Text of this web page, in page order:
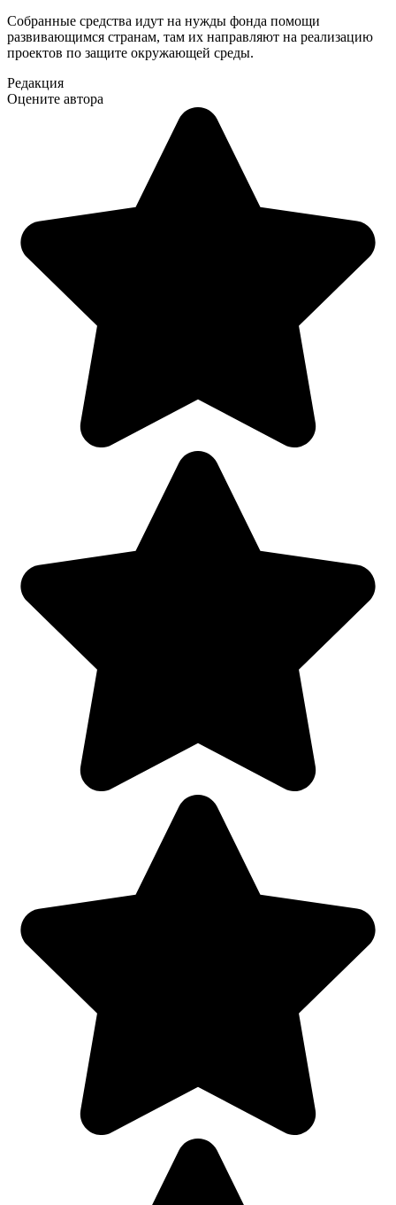
Собранные средства идут на нужды фонда помощи
развивающимся странам, там их направляют на реализацию
проектов по защите окружающей среды.
Редакция
Оцените автора